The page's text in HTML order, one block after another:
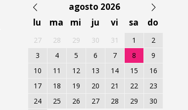
agosto 2026
lu
ma mi ju vi sa do
27 28 29 30 31 1
2
3
4 5 6 7 8
9
10
11 12 13 14 15
16
17
18 19 20 21 22
23
24
25 26 27 28 29
30